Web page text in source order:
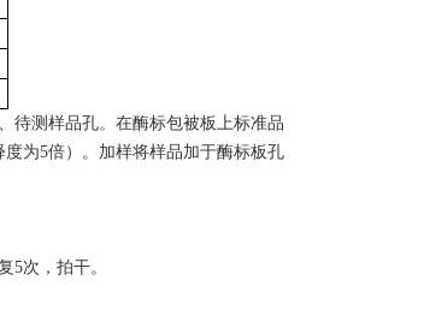
待测样品孔。在酶标包被板上标准品
为5倍）。加样将样品加于酶标板孔
5次，拍干。